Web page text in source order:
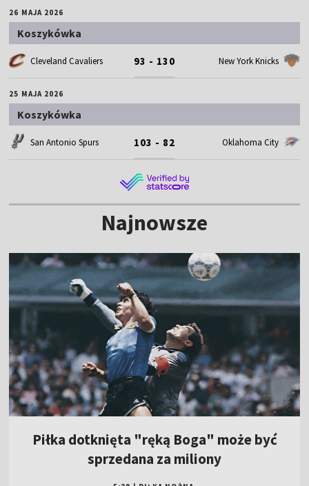
26 MAJA 2026
Koszykówka
Cleveland Cavaliers 93 - 130 New York Knicks
25 MAJA 2026
Koszykówka
San Antonio Spurs 103 - 82 Oklahoma City
Najnowsze
Piłka dotknięta "ręką Boga" może być
sprzedana za miliony